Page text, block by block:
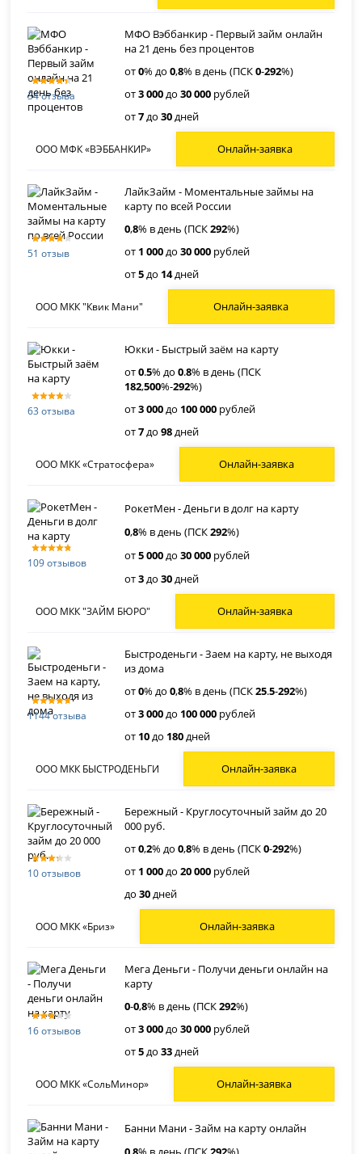
34 отзыва
МФО Вэббанкир - Первый займ онлайн
на 21 день без процентов
от0% до0,8% в день (ПСК0-292%)
от3 000до30 000 рублей
от7до30дней
ООО МФК «ВЭББАНКИР» Онлайн-заявка
51 отзыв
ЛайкЗайм - Моментальные займы на
карту по всей России
0,8% в день (ПСК292%)
от 1 000до30 000 рублей
от5до 14дней
ООО МКК "Квик Мани" Онлайн-заявка
63 отзыва
Юкки - Быстрый заём на карту
от0.5% до0.8% в день (ПСК
182,500%-292%)
от3 000до 100 000 рублей
от7до98дней
ООО МКК «Стратосфера» Онлайн-заявка
109 отзывов
РокетМен - Деньги в долг на карту
0,8% в день (ПСК292%)
от5 000до30 000 рублей
от3до30дней
ООО МКК "ЗАЙМ БЮРО" Онлайн-заявка
1144 отзыва
Быстроденьги - Заем на карту, не выходя
из дома
от0% до0,8% в день (ПСК25.5-292%)
от3 000до 100 000 рублей
от 10до 180дней
ООО МКК БЫСТРОДЕНЬГИ Онлайн-заявка
10 отзывов
Бережный - Круглосуточный займ до 20
000 руб.
от0,2% до0,8% в день (ПСК0-292%)
от 1 000до20 000 рублей
до30дней
ООО МКК «Бриз» Онлайн-заявка
16 отзывов
Мега Деньги - Получи деньги онлайн на
карту
0-0,8% в день (ПСК292%)
от3 000до30 000 рублей
от5до33дней
ООО МКК «СольМинор» Онлайн-заявка
Банни Мани - Займ на карту онлайн